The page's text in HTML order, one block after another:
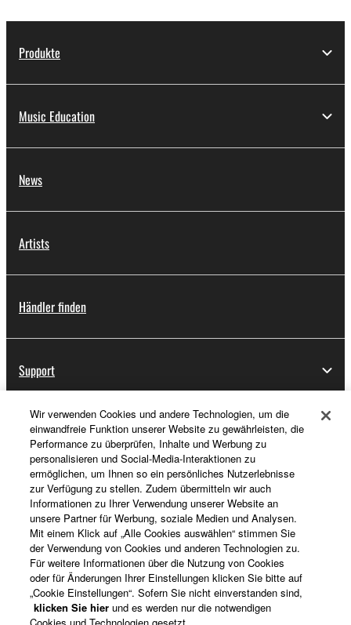
Produkte
Music Education
News
Artists
Händler finden
Support
Registrierung von „Yamaha Music ID“
Über Yamaha
Österreich - German
Business
Wir verwenden Cookies und andere Technologien, um die
einwandfreie Funktion unserer Website zu gewährleisten, die
Performance zu überprüfen, Inhalte und Werbung zu
personalisieren und Social-Media-Interaktionen zu
ermöglichen, um Ihnen so ein persönliches Nutzerlebnisse
zur Verfügung zu stellen. Zudem übermitteln wir auch
Informationen zu Ihrer Verwendung unserer Website an
unsere Partner für Werbung, soziale Medien und Analysen.
Mit einem Klick auf „Alle Cookies auswählen“ stimmen Sie
der Verwendung von Cookies und anderen Technologien zu.
Für weitere Informationen über die Nutzung von Cookies
oder für Änderungen Ihrer Einstellungen klicken Sie bitte auf
„Cookie Einstellungen“. Sofern Sie nicht einverstanden sind,
klicken Sie hier und es werden nur die notwendigen